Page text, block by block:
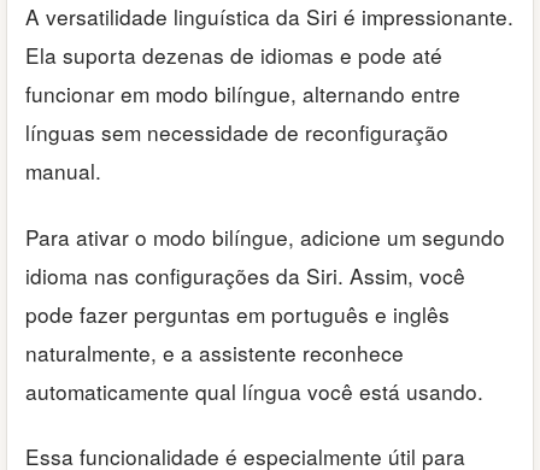
A versatilidade linguística da Siri é impressionante.
Ela suporta dezenas de idiomas e pode até
funcionar em modo bilíngue, alternando entre
línguas sem necessidade de reconfiguração
manual.
Para ativar o modo bilíngue, adicione um segundo
idioma nas configurações da Siri. Assim, você
pode fazer perguntas em português e inglês
naturalmente, e a assistente reconhece
automaticamente qual língua você está usando.
Essa funcionalidade é especialmente útil para